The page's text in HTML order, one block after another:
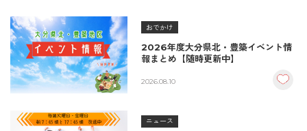
おでかけ
2026年度大分県北・豊築イベント情
報まとめ【随時更新中】
2026.08.10
ニュース